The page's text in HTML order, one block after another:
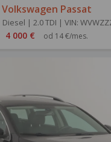
Volkswagen Passat
| 2.0 TDI | VIN:
4 000 € od 14 €/mes.